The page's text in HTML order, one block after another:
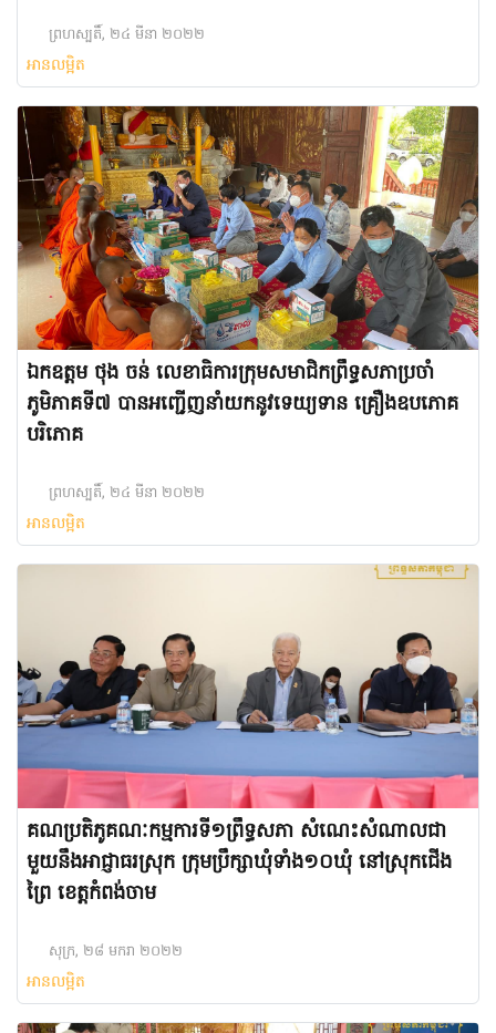
ព្រហស្បតិ៍, ២៤ មីនា ២០២២
អានលម្អិត
ឯកឧត្តម ថុង ចន់ លេខាធិការក្រុមសមាជិកព្រឹទ្ធសភាប្រចាំ
ភូមិភាគទី៧ បានអញ្ជើញនាំយកនូវទេយ្យទាន គ្រឿងឧបភោគ
បរិភោគ
ព្រហស្បតិ៍, ២៤ មីនា ២០២២
អានលម្អិត
គណប្រតិភូគណៈកម្មការទី១ព្រឹទ្ធសភា សំណេះសំណាលជា
មួយនឹងអាជ្ញាធរស្រុក ក្រុមប្រឹក្សាឃុំទាំង១០ឃុំ នៅស្រុកជើង
ព្រៃ ខេត្តកំពង់ចាម
សុក្រ, ២៨ មករា ២០២២
អានលម្អិត